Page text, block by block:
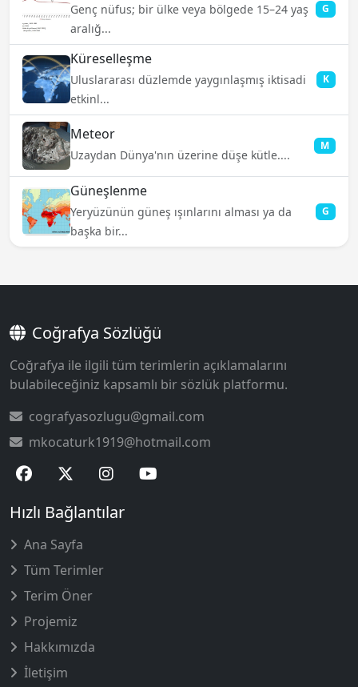
Genç nüfus; bir ülke veya bölgede 15–24 yaş
aralığ...
G
Küreselleşme
Uluslararası düzlemde yaygınlaşmış iktisadi
etkinl...
K
Meteor
Uzaydan Dünya'nın üzerine düşe kütle....
M
Güneşlenme
Yeryüzünün güneş ışınlarını alması ya da
başka bir...
G
Coğrafya Sözlüğü
Coğrafya ile ilgili tüm terimlerin açıklamalarını
bulabileceğiniz kapsamlı bir sözlük platformu.
cografyasozlugu@gmail.com
mkocaturk1919@hotmail.com
Hızlı Bağlantılar
Ana Sayfa
Tüm Terimler
Terim Öner
Projemiz
Hakkımızda
İletişim